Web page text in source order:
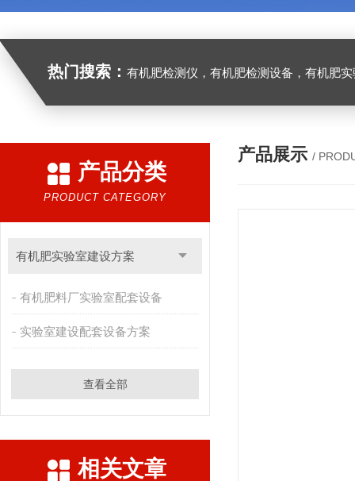
热门搜索： 有机肥检测仪，有机肥检测设备，有机肥实验室设备，生物有
产品分类
PRODUCT CATEGORY
有机肥实验室建设方案
有机肥料厂实验室配套设备
实验室建设配套设备方案
查看全部
相关文章
产品展示 /